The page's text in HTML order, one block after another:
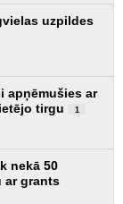
uzpildes
apņēmušies ar
tirgu
1
nekā 50
ar grants